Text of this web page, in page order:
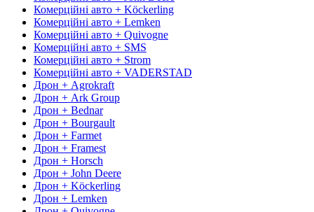
Комерційні авто + Köckerling
Комерційні авто + Lemken
Комерційні авто + Quivogne
Комерційні авто + SMS
Комерційні авто + Strom
Комерційні авто + VADERSTAD
Дрон + Agrokraft
Дрон + Ark Group
Дрон + Bednar
Дрон + Bourgault
Дрон + Farmet
Дрон + Framest
Дрон + Horsch
Дрон + John Deere
Дрон + Köckerling
Дрон + Lemken